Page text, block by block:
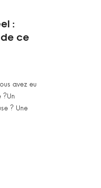
:
ce
avez eu
?Un
? Une